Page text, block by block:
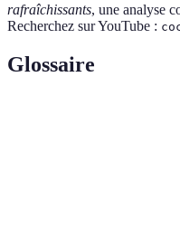
rafraîchissants, une analyse
Recherchez sur YouTube :
Glossaire